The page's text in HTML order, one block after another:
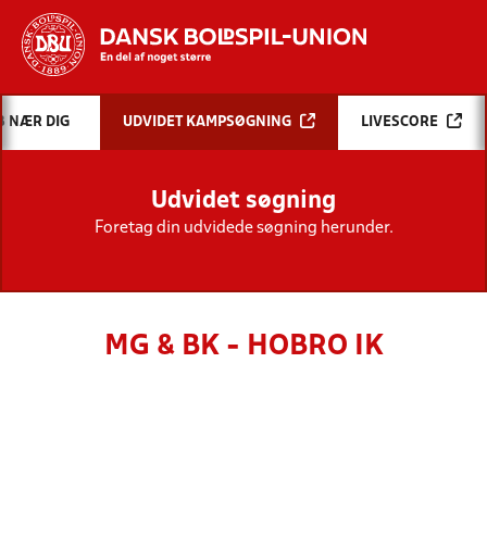
Hvad vil du søge efter?
INDHOLD OG NYHEDER
STILLINGER, RESULTATER, KLUBBER OG
HOLD
NÆR DIG UDVIDET KAMPSØGNING LIVESCORE
Udvidet søgning
Foretag din udvidede søgning herunder.
MG & BK - HOBRO IK